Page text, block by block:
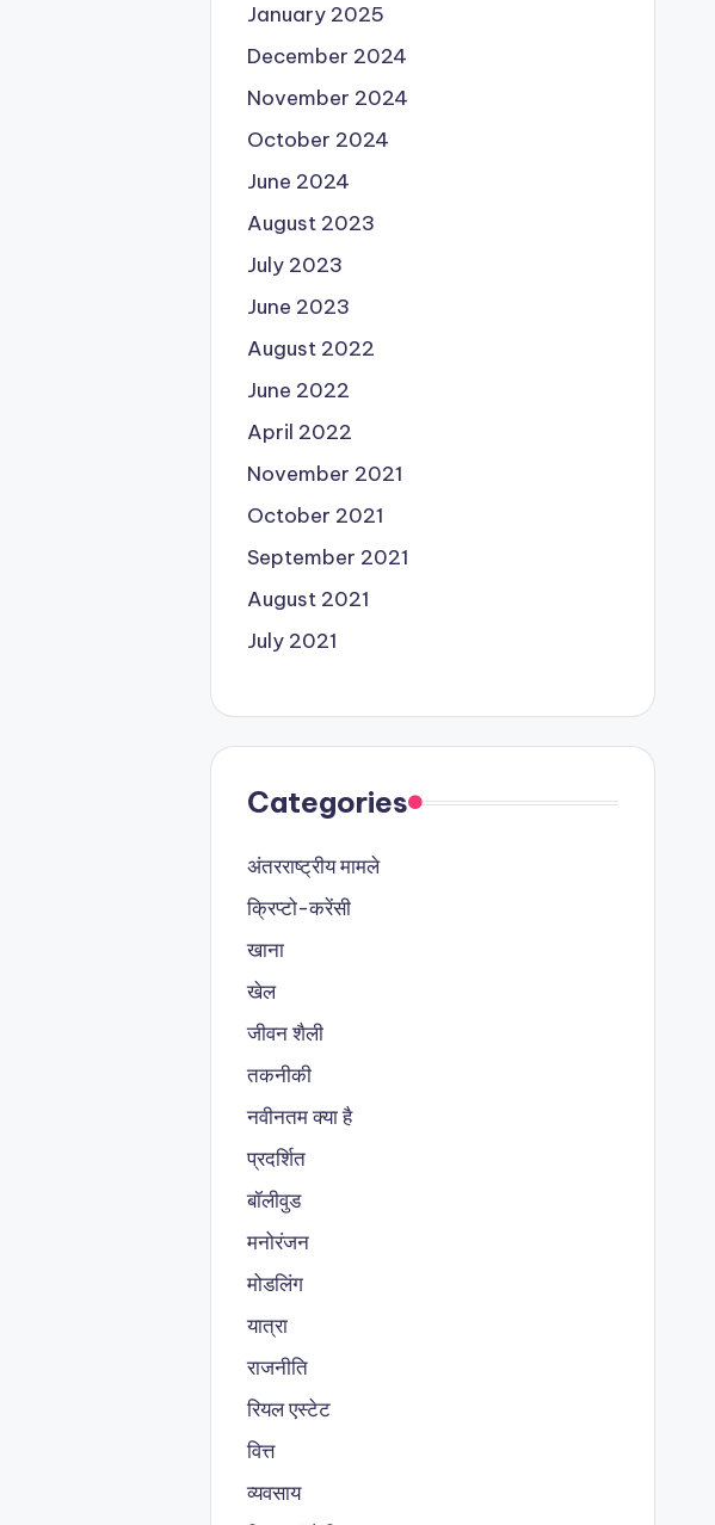
January 2025
December 2024
November 2024
October 2024
June 2024
August 2023
July 2023
June 2023
August 2022
June 2022
April 2022
November 2021
October 2021
September 2021
August 2021
July 2021
Categories
अंतरराष्ट्रीय मामले
क्रिप्टो-करेंसी
खाना
खेल
जीवन शैली
तकनीकी
नवीनतम क्या है
प्रदर्शित
बॉलीवुड
मनोरंजन
मोडलिंग
यात्रा
राजनीति
रियल एस्टेट
वित्त
व्यवसाय